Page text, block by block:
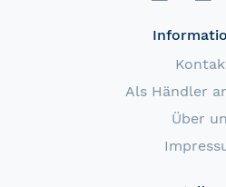
Als Händler
Über